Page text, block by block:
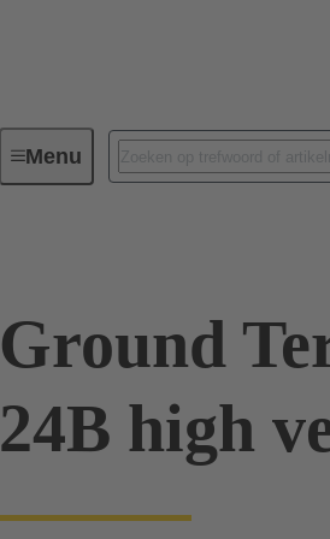
MenuIndustriële connectoren/Han®
Ground
24B high